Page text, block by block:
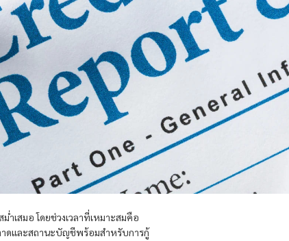
เสมอ โดยช่วงเวลาที่เหมาะสมคือ
ดและสถานะบัญชีพร้อมสำหรับการกู้